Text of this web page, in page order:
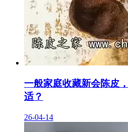
一般家庭收藏新会陈皮
适？
26-04-14